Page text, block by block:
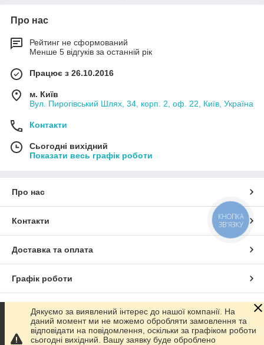
Про нас
Рейтинг не сформований
Менше 5 відгуків за останній рік
Працює з 26.10.2016
м. Київ
Вул. Пирогівський Шлях, 34, корп. 2, оф. 22, Київ, Україна
Контакти
Сьогодні вихідний
Показати весь графік роботи
Про нас
Контакти
Доставка та оплата
Графік роботи
Повна версія сайту
Сайт створено на маркетплейсіProm.ua
Дякуємо за виявлений інтерес до нашої компанії. На
даний момент ми не можемо обробляти замовлення та
відповідати на повідомлення, оскільки за графіком роботи
сьогодні вихідний. Вашу заявку буде оброблено
КНОПКА
ЗВ'ЯЗКУ